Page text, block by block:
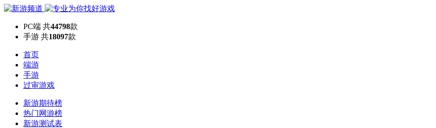
PC端 共44798款
手游 共18097款
首页
端游
手游
过审游戏
新游期待榜
热门网游榜
新游测试表